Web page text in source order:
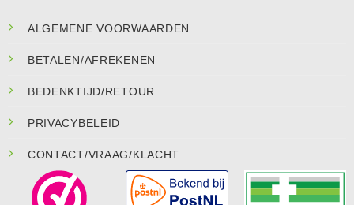
ALGEMENE VOORWAARDEN
BETALEN/AFREKENEN
BEDENKTIJD/RETOUR
PRIVACYBELEID
CONTACT/VRAAG/KLACHT